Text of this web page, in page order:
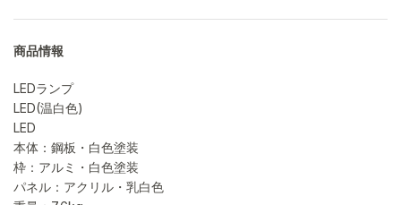
商品情報
LEDランプ
LED(温白色)
LED
本体：鋼板・白色塗装
枠：アルミ・白色塗装
パネル：アクリル・乳白色